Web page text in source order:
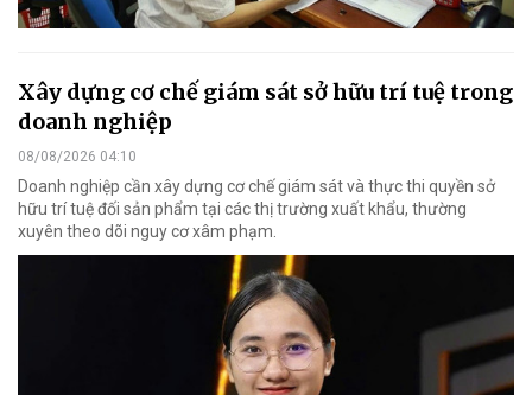
Xây dựng cơ chế giám sát sở hữu trí tuệ trong
doanh nghiệp
08/08/2026 04:10
Doanh nghiệp cần xây dựng cơ chế giám sát và thực thi quyền sở
hữu trí tuệ đối sản phẩm tại các thị trường xuất khẩu, thường
xuyên theo dõi nguy cơ xâm phạm.